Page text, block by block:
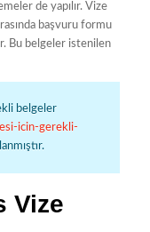
de yapılır. Vize
başvuru formu
Bu belgeler istenilen
belgeler
icin-gerekli-
Vize